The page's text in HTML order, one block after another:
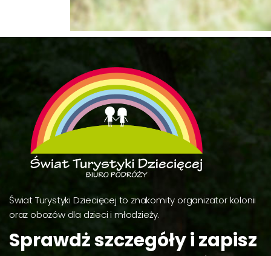
Świat Turystyki Dziecięcej to znakomity organizator kolonii
oraz obozów dla dzieci i młodzieży.
Sprawdż szczegóły i zapisz